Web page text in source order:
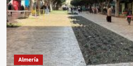
en
el
IES
ALHAMILLA
DE
ALMERIA
SITO
Almería